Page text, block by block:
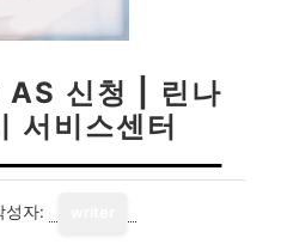
AS 신청 | 린나
서비스센터
성자: